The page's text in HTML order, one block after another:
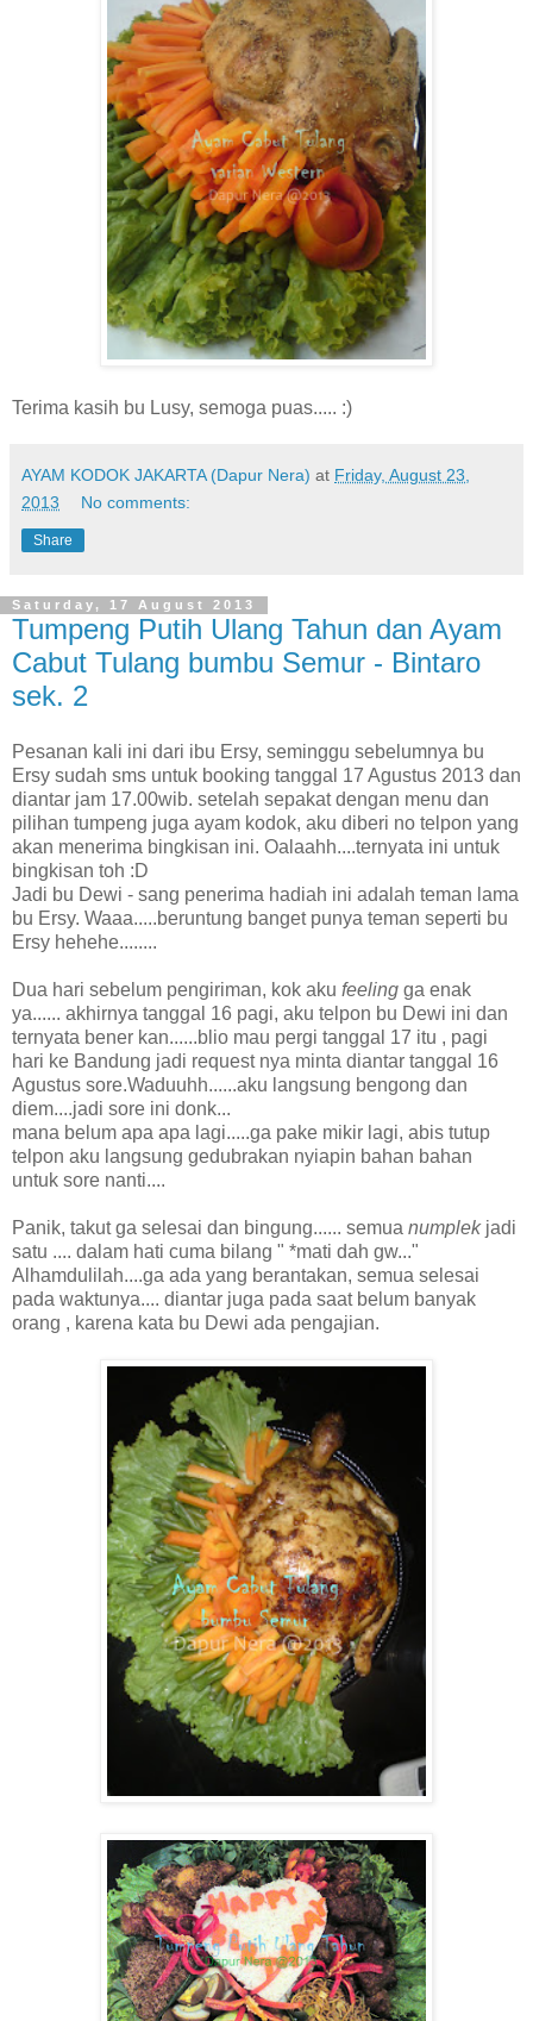
Terima kasih bu Lusy, semoga puas..... :)
AYAM KODOK JAKARTA (Dapur Nera) at Friday, August 23,
2013
No comments:
Share
Saturday, 17 August 2013
Tumpeng Putih Ulang Tahun dan Ayam
Cabut Tulang bumbu Semur - Bintaro
sek. 2
Pesanan kali ini dari ibu Ersy, seminggu sebelumnya bu
Ersy sudah sms untuk booking tanggal 17 Agustus 2013 dan
diantar jam 17.00wib. setelah sepakat dengan menu dan
pilihan tumpeng juga ayam kodok, aku diberi no telpon yang
akan menerima bingkisan ini. Oalaahh....ternyata ini untuk
bingkisan toh :D
Jadi bu Dewi - sang penerima hadiah ini adalah teman lama
bu Ersy. Waaa.....beruntung banget punya teman seperti bu
Ersy hehehe........
Dua hari sebelum pengiriman, kok aku feeling ga enak
ya...... akhirnya tanggal 16 pagi, aku telpon bu Dewi ini dan
ternyata bener kan......blio mau pergi tanggal 17 itu , pagi
hari ke Bandung jadi request nya minta diantar tanggal 16
Agustus sore.Waduuhh......aku langsung bengong dan
diem....jadi sore ini donk...
mana belum apa apa lagi.....ga pake mikir lagi, abis tutup
telpon aku langsung gedubrakan nyiapin bahan bahan
untuk sore nanti....
Panik, takut ga selesai dan bingung...... semua numplekjadi
satu .... dalam hati cuma bilang " *mati dah gw..."
Alhamdulilah....ga ada yang berantakan, semua selesai
pada waktunya.... diantar juga pada saat belum banyak
orang , karena kata bu Dewi ada pengajian.